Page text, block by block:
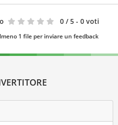
0 / 5 - 0 voti
1 file per inviare un feedback